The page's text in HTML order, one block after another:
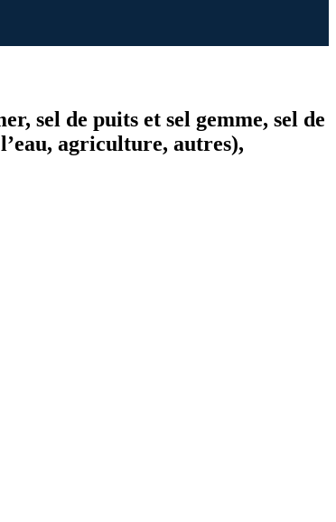
sel de puits et sel gemme, sel de
agriculture, autres),